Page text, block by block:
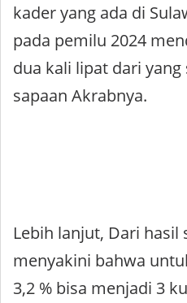
kader yang ada di
pada pemilu 2024
dua kali lipat dari yang
sapaan Akrabnya.
Lebih lanjut, Dari hasil
menyakini bahwa
3,2 % bisa menjadi 3